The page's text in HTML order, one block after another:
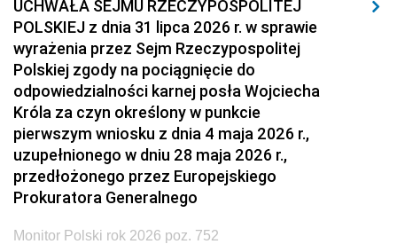
UCHWAŁA SEJMU RZECZYPOSPOLITEJ
POLSKIEJ z dnia 31 lipca 2026 r. w sprawie
wyrażenia przez Sejm Rzeczypospolitej
Polskiej zgody na pociągnięcie do
odpowiedzialności karnej posła Wojciecha
Króla za czyn określony w punkcie
pierwszym wniosku z dnia 4 maja 2026 r.,
uzupełnionego w dniu 28 maja 2026 r.,
przedłożonego przez Europejskiego
Prokuratora Generalnego
Monitor Polski rok 2026 poz. 752